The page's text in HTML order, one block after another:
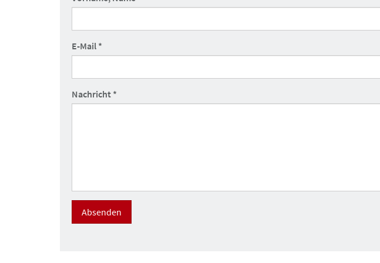
E-Mail *
Nachricht *
Absenden